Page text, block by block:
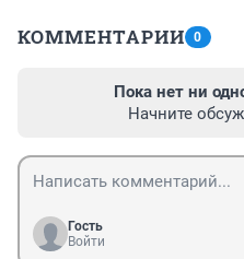
КОММЕНТАРИИ 0
Пока нет ни
Начните
Гость
Войти